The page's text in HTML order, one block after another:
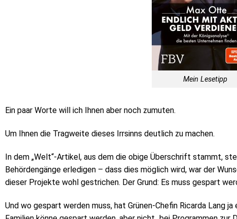
Mein Lesetipp
Ein paar Worte will ich Ihnen aber noch zumuten.
Um Ihnen die Tragweite dieses Irrsinns deutlich zu machen.
In dem „Welt“-Artikel, aus dem die obige Überschrift stammt,
Behördengänge erledigen – dass dies möglich wird, war der
dieser Projekte wohl gestrichen. Der Grund: Es muss gespart
Und wo gespart werden muss, hat Grünen-Chefin Ricarda Lang